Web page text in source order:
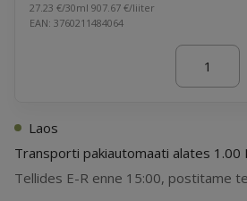
Nullkulu
27.23 €/30ml 907.67 €/liiter
EAN: 3760211484064
Laos
Transporti pakiautomaati alates 1.00
Tellides E-R enne 15:00, postitame